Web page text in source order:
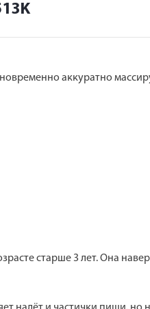
аккуратно
старше 3 лет. Она